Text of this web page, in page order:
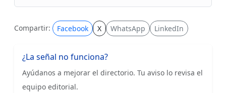
Compartir: Facebook X WhatsApp LinkedIn
¿La señal no funciona?
Ayúdanos a mejorar el directorio. Tu aviso lo revisa el
equipo editorial.